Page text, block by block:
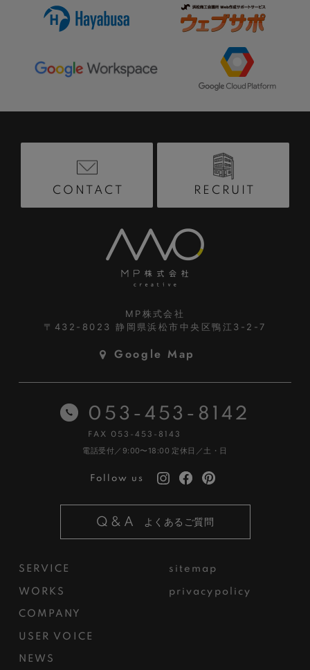
CONTACT RECRUIT
MP株式会社
〒432-8023静岡県浜松市中央区鴨江3-2-7
Google Map
SERVICE
WORKS
COMPANY
USER VOICE
NEWS
sitemap
privacypolicy
053-453-8142
FAX 053-453-8143
電話受付／9:00〜18:00 定休日／土・日
Follow us
Q&A よくあるご質問